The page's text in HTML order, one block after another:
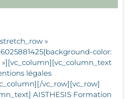
»
color:
légales
vc_row][vc_row]
AISTHESIS Formation